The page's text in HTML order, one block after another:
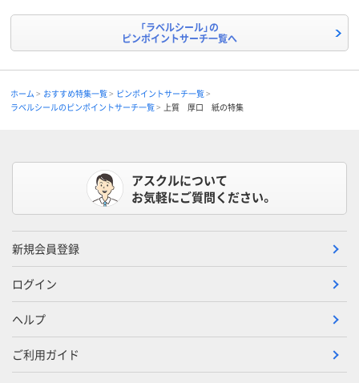
「ラベルシール」の
ピンポイントサーチ一覧へ
ホーム おすすめ特集一覧
ピンポイントサーチ一覧
ラベルシールのピンポイントサーチ一覧
上質 厚口 紙の特集
アスクルについて
お気軽にご質問ください。
新規会員登録
ログイン
ヘルプ
ご利用ガイド